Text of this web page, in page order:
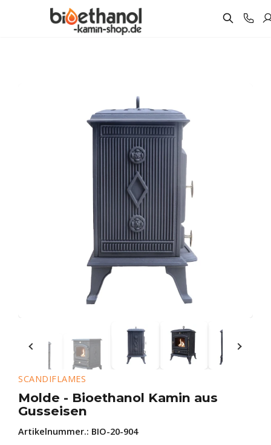
SCANDIFLAMES
Molde - Bioethanol Kamin aus
Gusseisen
Artikelnummer.: BIO-20-904